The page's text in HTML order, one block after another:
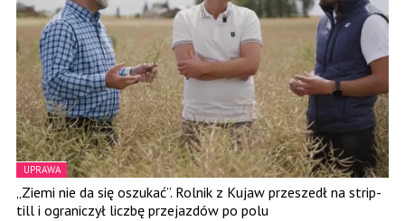
UPRAWA
„Ziemi nie da się oszukać”. Rolnik z Kujaw przeszedł na strip-
till i ograniczył liczbę przejazdów po polu